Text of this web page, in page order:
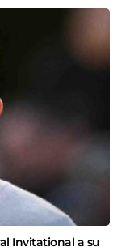
Invitational a su